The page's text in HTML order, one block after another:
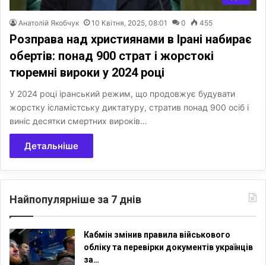
Анатолій Якобчук 10 Квітня, 2025, 08:01 0 455
Розправа над християнами в Ірані набирає
обертів: понад 900 страт і жорстокі
тюремні вироки у 2024 році
У 2024 році іранський режим, що продовжує будувати
жорстку ісламістську диктатуру, стратив понад 900 осіб і
виніс десятки смертних вироків…
Детальніше
Найпопулярніше за 7 днів
Кабмін змінив правила військового
обліку та перевірки документів українців
за…